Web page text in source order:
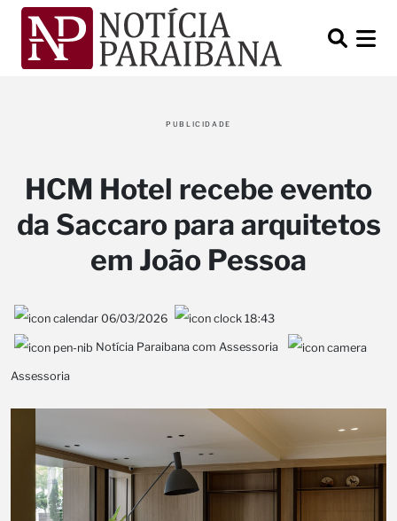
PUBLICIDADE
HCM Hotel recebe evento
da Saccaro para arquitetos
em João Pessoa
06/03/2026 18:43
Notícia Paraibana com Assessoria
Assessoria